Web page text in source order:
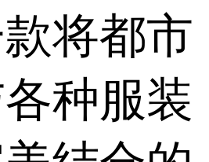
将都市
种服装